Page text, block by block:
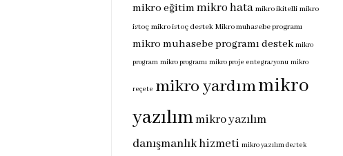
mikro eğitimmikro hata mikro ikitelli mikro
istoç mikro istoç destek Mikro muhasebe programı
mikro muhasebe programı destek mikro
program mikro programı mikro proje entegrasyonu mikro
reçete mikro yardımmikro
yazılımmikro yazılım
danışmanlık hizmeti mikro yazılım destek